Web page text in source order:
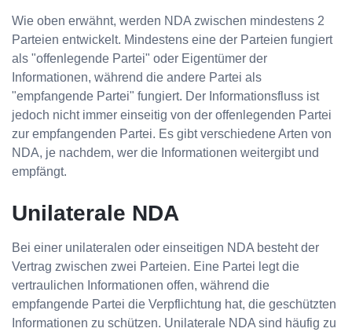
Wie oben erwähnt, werden NDA zwischen mindestens 2
Parteien entwickelt. Mindestens eine der Parteien fungiert
als "offenlegende Partei" oder Eigentümer der
Informationen, während die andere Partei als
"empfangende Partei" fungiert. Der Informationsfluss ist
jedoch nicht immer einseitig von der offenlegenden Partei
zur empfangenden Partei. Es gibt verschiedene Arten von
NDA, je nachdem, wer die Informationen weitergibt und
empfängt.
Unilaterale NDA
Bei einer unilateralen oder einseitigen NDA besteht der
Vertrag zwischen zwei Parteien. Eine Partei legt die
vertraulichen Informationen offen, während die
empfangende Partei die Verpflichtung hat, die geschützten
Informationen zu schützen. Unilaterale NDA sind häufig zu